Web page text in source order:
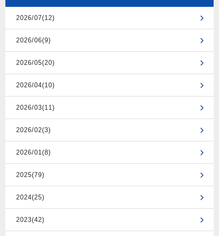
2026/07(12)
2026/06(9)
2026/05(20)
2026/04(10)
2026/03(11)
2026/02(3)
2026/01(8)
2025(79)
2024(25)
2023(42)